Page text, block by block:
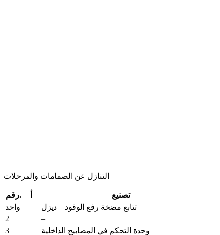
التنازل عن الصمامات والمرحلات
رقم.
تصنيع
واحد
تتابع مضخة رفع الوقود – ديزل
2
–
3
وحدة التحكم في المصابيح الداخلية